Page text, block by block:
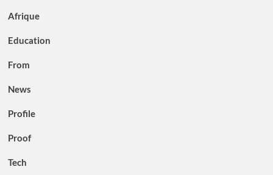
Afrique
Education
From
News
Profile
Proof
Tech